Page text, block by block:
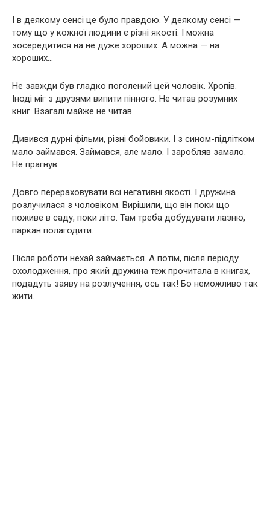
І в деякому сенсі це було правдою. У деякому сенсі —
тому що у кожної людини є різні якості. І можна
зосередитися на не дуже хороших. А можна — на
хороших…
Не завжди був гладко поголений цей чоловік. Хропів.
Іноді міг з друзями випити пінного. Не читав розумних
книг. Взагалі майже не читав.
Дивився дурні фільми, різні бойовики. І з сином-підлітком
мало займався. Займався, але мало. І заробляв замало.
Не прагнув.
Довго перераховувати всі негативні якості. І дружина
розлучилася з чоловіком. Вирішили, що він поки що
поживе в саду, поки літо. Там треба добудувати лазню,
паркан полагодити.
Після роботи нехай займається. А потім, після періоду
охолодження, про який дружина теж прочитала в книгах,
подадуть заяву на розлучення, ось так! Бо неможливо так
жити.